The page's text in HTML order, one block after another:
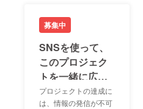
募集中
SNSを使って、
このプロジェク
トを一緒に広め
ましょう！
プロジェクトの達成に
は、情報の発信が不可